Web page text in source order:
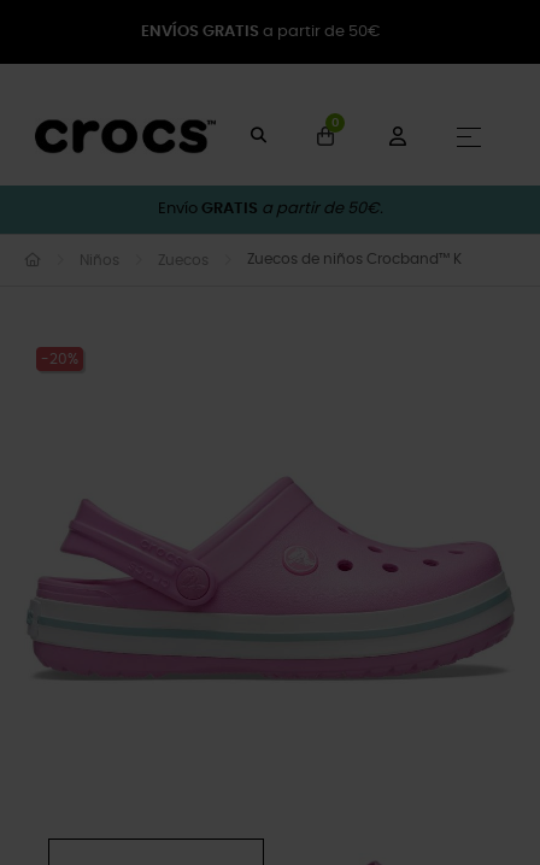
ENVÍOS GRATIS a partir de 50€
0
☰
Envío GRATIS a partir de 50€.
Niños Zuecos Zuecos de niños Crocband™ K
-20%